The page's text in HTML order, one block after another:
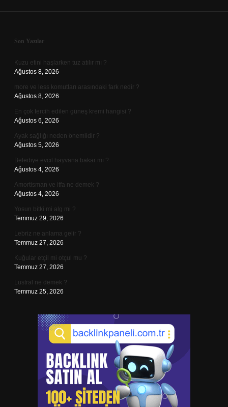
Sidebar
Son Yazılar
Kuzu etini haşlarken tuz atılır mı ?
Ağustos 8, 2026
more ve less komutları arasındaki fark nedir ?
Ağustos 8, 2026
En çok tercih edilen güneş kremi hangisi ?
Ağustos 6, 2026
Ayak sağlığı neden önemlidir ?
Ağustos 5, 2026
Belediye evcil hayvana bakar mı ?
Ağustos 4, 2026
Amortisman ve itfa ne demek ?
Ağustos 4, 2026
Yosun bitki mi alg mi ?
Temmuz 29, 2026
Lebriz ne anlama gelir ?
Temmuz 27, 2026
Kuğular etçil mi otçul mu ?
Temmuz 27, 2026
Lustral ne demek ?
Temmuz 25, 2026